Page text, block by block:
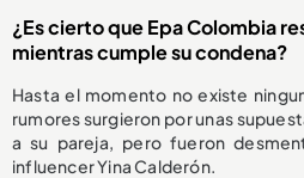
¿Es cierto que Epa Colombia
mientras cumple su condena?
Hasta el momento no existe
rumores surgieron por unas
a su pareja, pero fueron
influencer Yina Calderón.